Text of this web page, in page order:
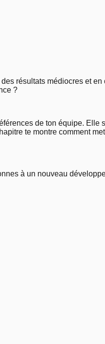
résultats médiocres et en
?
de ton équipe. Elle
te montre comment
à un nouveau